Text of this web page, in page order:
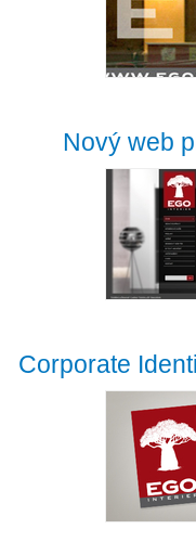
Nový web
Corporate